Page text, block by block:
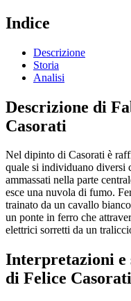
Indice
Descrizione
Storia
Analisi
Descrizione di
Casorati
Nel dipinto di Casorati è
quale si individuano
ammassati nella parte
esce una nuvola di fumo.
trainato da un cavallo
un ponte in ferro che
elettrici sorretti da un
Interpretazioni e
di Felice Casorati